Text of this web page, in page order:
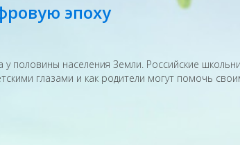
эпоху
половины населения Земли. Российские
глазами и как родители могут помочь